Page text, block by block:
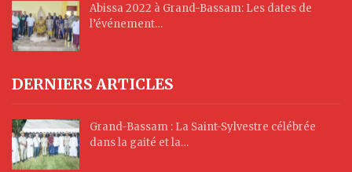
Abissa 2022 à Grand-Bassam: Les dates de
l’événement…
DERNIERS ARTICLES
Grand-Bassam : La Saint-Sylvestre célébrée
dans la gaité et la…